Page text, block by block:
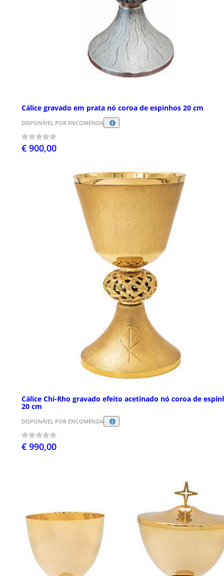
Cálice gravado em prata nó coroa de espinhos 20 cm
DISPONÍVEL POR ENCOMENDA
€ 900,00
Cálice Chi-Rho gravado efeito acetinado nó coroa de
20 cm
DISPONÍVEL POR ENCOMENDA
€ 990,00